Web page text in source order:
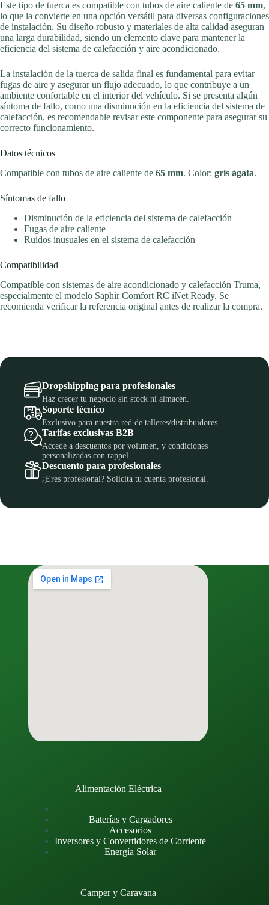
Este tipo de tuerca es compatible con tubos de aire caliente de 65 mm,
lo que la convierte en una opción versátil para diversas configuraciones
de instalación. Su diseño robusto y materiales de alta calidad aseguran
una larga durabilidad, siendo un elemento clave para mantener la
eficiencia del sistema de calefacción y aire acondicionado.
La instalación de la tuerca de salida final es fundamental para evitar
fugas de aire y asegurar un flujo adecuado, lo que contribuye a un
ambiente confortable en el interior del vehículo. Si se presenta algún
síntoma de fallo, como una disminución en la eficiencia del sistema de
calefacción, es recomendable revisar este componente para asegurar su
correcto funcionamiento.
Datos técnicos
Compatible con tubos de aire caliente de 65 mm. Color: gris ágata.
Síntomas de fallo
Disminución de la eficiencia del sistema de calefacción
Fugas de aire caliente
Ruidos inusuales en el sistema de calefacción
Compatibilidad
Compatible con sistemas de aire acondicionado y calefacción Truma,
especialmente el modelo Saphir Comfort RC iNet Ready. Se
recomienda verificar la referencia original antes de realizar la compra.
Dropshipping para profesionales
Haz crecer tu negocio sin stock ni almacén.
Soporte técnico
Exclusivo para nuestra red de talleres/distribuidores.
Tarifas exclusivas B2B
Accede a descuentos por volumen, y condiciones
personalizadas con rappel.
Descuento para profesionales
¿Eres profesional? Solicita tu cuenta profesional.
Alimentación Eléctrica
Baterías y Cargadores
Accesorios
Inversores y Convertidores de Corriente
Energía Solar
Camper y Caravana